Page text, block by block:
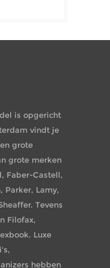
is opgericht
vindt je
grote
grote merken
Faber-Castell,
Parker, Lamy,
Tevens
Filofax,
Luxe
hebben